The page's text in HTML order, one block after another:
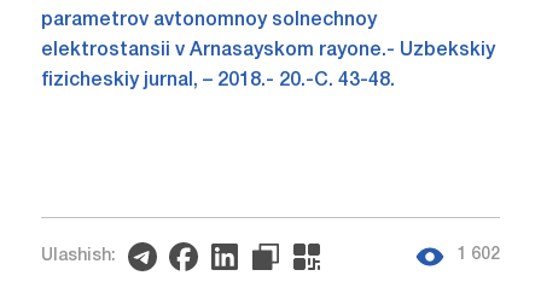
parametrov avtonomnoy solnechnoy
elektrostansii v Arnasayskom rayone.- Uzbekskiy
fizicheskiy jurnal, – 2018.- 20.-C. 43-48.
Ulashish: 1 602